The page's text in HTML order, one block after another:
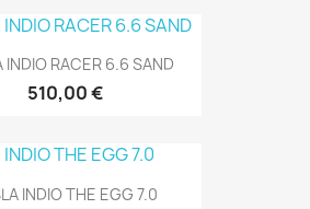
INDIO RACER 6.6 SAND
510,00 €
INDIO THE EGG 7.0